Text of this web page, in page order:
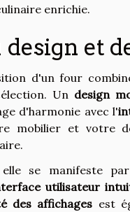
enrichie.
et
d'un four
Un design
d'harmonie avec l'
mobilier et votre
se manifeste
utilisateur
des affichages est